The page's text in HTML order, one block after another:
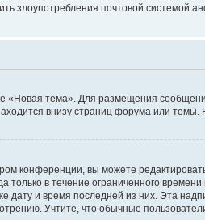
злоупотребления почтовой системой
тема». Для размещения
внизу страниц форума или
конференции, вы можете
только в течение ограниченного
дату и время последней из них. Эта
Учтите, что обычные